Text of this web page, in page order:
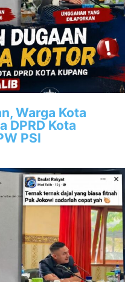
Warga Kota
DPRD Kota
PSI